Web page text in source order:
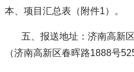
本、项目汇总表（附件1）。
五、报送地址：济南高新
（济南高新区春晖路1888号